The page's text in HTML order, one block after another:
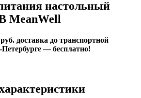
настольный
MeanWell
доставка до транспортной
— бесплатно!